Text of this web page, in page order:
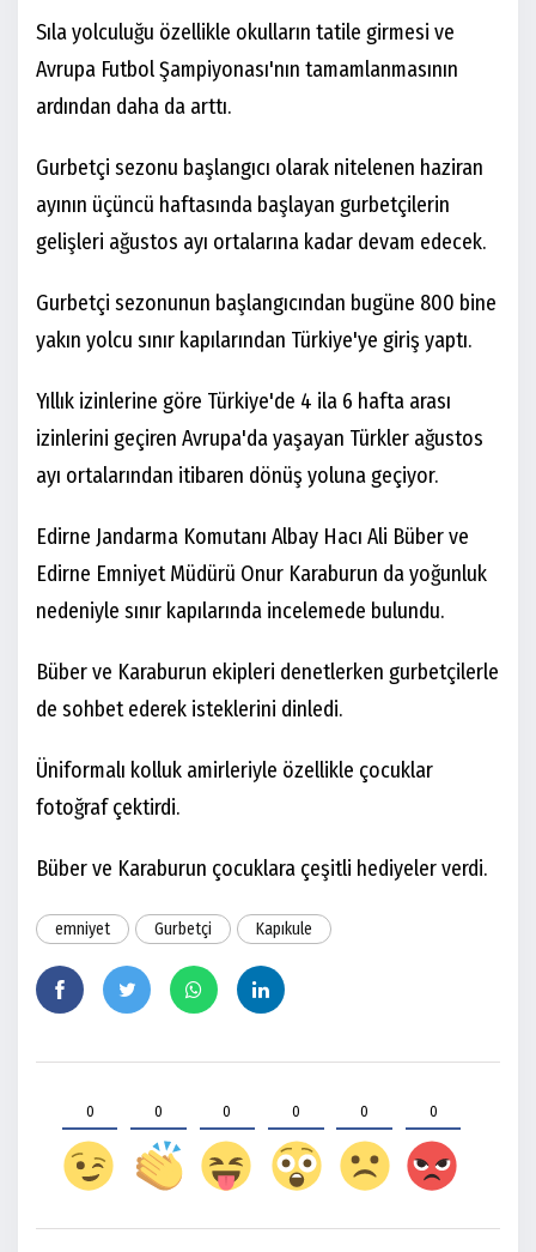
Sıla yolculuğu özellikle okulların tatile girmesi ve
Avrupa Futbol Şampiyonası'nın tamamlanmasının
ardından daha da arttı.
Gurbetçi sezonu başlangıcı olarak nitelenen haziran
ayının üçüncü haftasında başlayan gurbetçilerin
gelişleri ağustos ayı ortalarına kadar devam edecek.
Gurbetçi sezonunun başlangıcından bugüne 800 bine
yakın yolcu sınır kapılarından Türkiye'ye giriş yaptı.
Yıllık izinlerine göre Türkiye'de 4 ila 6 hafta arası
izinlerini geçiren Avrupa'da yaşayan Türkler ağustos
ayı ortalarından itibaren dönüş yoluna geçiyor.
Edirne Jandarma Komutanı Albay Hacı Ali Büber ve
Edirne Emniyet Müdürü Onur Karaburun da yoğunluk
nedeniyle sınır kapılarında incelemede bulundu.
Büber ve Karaburun ekipleri denetlerken gurbetçilerle
de sohbet ederek isteklerini dinledi.
Üniformalı kolluk amirleriyle özellikle çocuklar
fotoğraf çektirdi.
Büber ve Karaburun çocuklara çeşitli hediyeler verdi.
emniyet Gurbetçi Kapıkule
0 0 0 0 0 0